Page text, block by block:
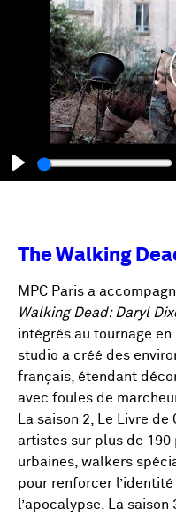
Play
The Walking
MPC Paris a
Walking Dead: Daryl
intégrés au tournage en
studio a créé des
français, étendant
avec foules de
La saison 2, Le Livre
artistes sur plus de
urbaines, walkers
pour renforcer
l’apocalypse. La